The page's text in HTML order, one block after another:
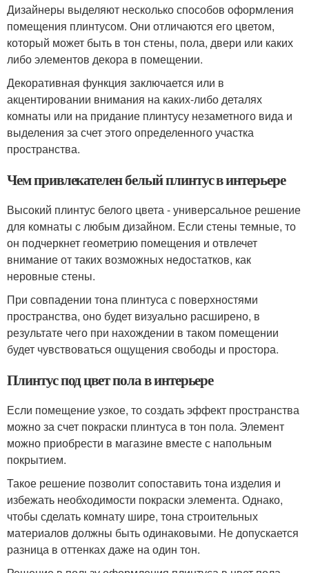
Дизайнеры выделяют несколько способов оформления
помещения плинтусом. Они отличаются его цветом,
который может быть в тон стены, пола, двери или каких
либо элементов декора в помещении.
Декоративная функция заключается или в
акцентировании внимания на каких-либо деталях
комнаты или на придание плинтусу незаметного вида и
выделения за счет этого определенного участка
пространства.
Чем привлекателен белый плинтус в интерьере
Высокий плинтус белого цвета - универсальное решение
для комнаты с любым дизайном. Если стены темные, то
он подчеркнет геометрию помещения и отвлечет
внимание от таких возможных недостатков, как
неровные стены.
При совпадении тона плинтуса с поверхностями
пространства, оно будет визуально расширено, в
результате чего при нахождении в таком помещении
будет чувствоваться ощущения свободы и простора.
Плинтус под цвет пола в интерьере
Если помещение узкое, то создать эффект пространства
можно за счет покраски плинтуса в тон пола. Элемент
можно приобрести в магазине вместе с напольным
покрытием.
Такое решение позволит сопоставить тона изделия и
избежать необходимости покраски элемента. Однако,
чтобы сделать комнату шире, тона строительных
материалов должны быть одинаковыми. Не допускается
разница в оттенках даже на один тон.